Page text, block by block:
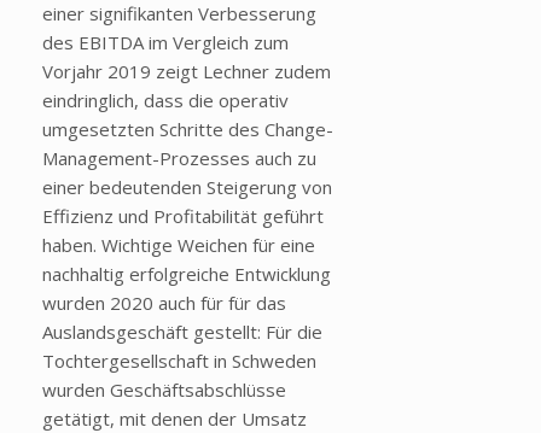
einer signifikanten Verbesserung
des EBITDA im Vergleich zum
Vorjahr 2019 zeigt Lechner zudem
eindringlich, dass die operativ
umgesetzten Schritte des Change-
Management-Prozesses auch zu
einer bedeutenden Steigerung von
Effizienz und Profitabilität geführt
haben. Wichtige Weichen für eine
nachhaltig erfolgreiche Entwicklung
wurden 2020 auch für für das
Auslandsgeschäft gestellt: Für die
Tochtergesellschaft in Schweden
wurden Geschäftsabschlüsse
getätigt, mit denen der Umsatz